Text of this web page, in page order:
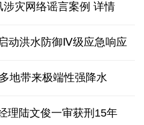
灾网络谣言案例 详情
动洪水防御Ⅳ级应急响应
地带来极端性强降水
理陆文俊一审获刑15年